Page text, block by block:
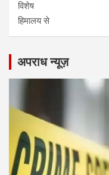
विशेष
हिमालय से
अपराध न्यूज़